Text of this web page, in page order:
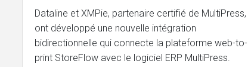
Dataline et XMPie, partenaire certifié de MultiPress,
ont développé une nouvelle intégration
bidirectionnelle qui connecte la plateforme web-to-
print StoreFlow avec le logiciel ERP MultiPress.